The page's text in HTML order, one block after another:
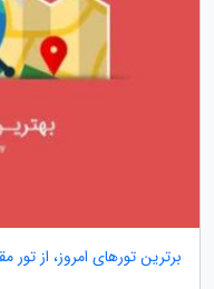
برترین تورهای امروز، از